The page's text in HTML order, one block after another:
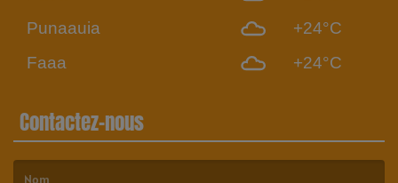
Punaauia
+24°C
Faaa
+24°C
Contactez-nous